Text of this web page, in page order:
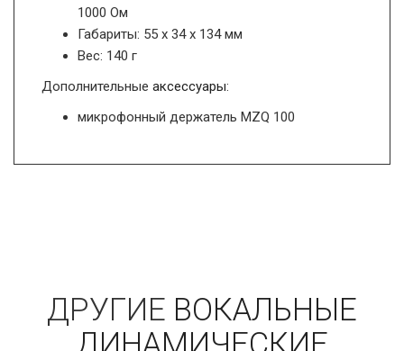
1000 Ом
Габариты: 55 х 34 х 134 мм
Вес: 140 г
Дополнительные аксессуары:
микрофонный держатель MZQ 100
ДРУГИЕ ВОКАЛЬНЫЕ